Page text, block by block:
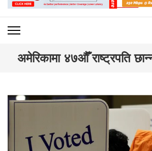
अमेरिकामा ४७औँ राष्ट्रपति